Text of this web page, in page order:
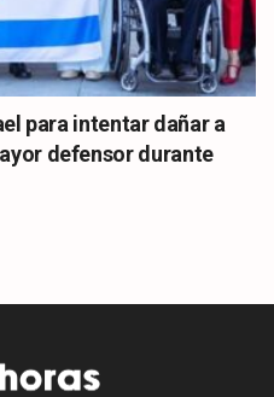
para intentar dañar a
defensor durante